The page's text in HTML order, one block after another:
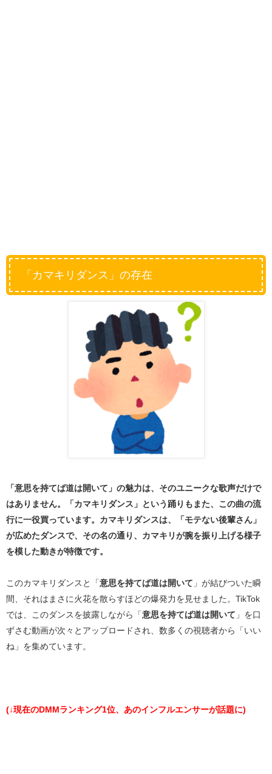
「カマキリダンス」の存在
「意思を持てば道は開いて」の魅力は、そのユニークな歌声だけで
はありません。「カマキリダンス」という踊りもまた、この曲の流
行に一役買っています。カマキリダンスは、「モテない後輩さん」
が広めたダンスで、その名の通り、カマキリが腕を振り上げる様子
を模した動きが特徴です。
このカマキリダンスと「 意思を持てば道は開いて 」が結びついた瞬
間、それはまさに火花を散らすほどの爆発力を見せました。TikTok
では、このダンスを披露しながら「 意思を持てば道は開いて 」を口
ずさむ動画が次々とアップロードされ、数多くの視聴者から「いい
ね」を集めています。
(↓現在のDMMランキング1位、あのインフルエンサーが話題に)